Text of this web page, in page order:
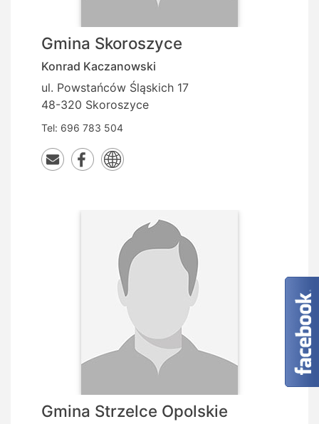
Gmina Skoroszyce
Konrad Kaczanowski
ul. Powstańców Śląskich 17
48-320 Skoroszyce
Tel: 696 783 504
Gmina Strzelce Opolskie